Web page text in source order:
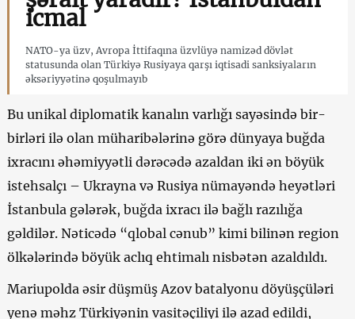
icmal
NATO-ya üzv, Avropa İttifaqına üzvlüyə namizəd dövlət
statusunda olan Türkiyə Rusiyaya qarşı iqtisadi sanksiyaların
əksəriyyətinə qoşulmayıb
Bu unikal diplomatik kanalın varlığı sayəsində bir-
birləri ilə olan müharibələrinə görə dünyaya buğda
ixracını əhəmiyyətli dərəcədə azaldan iki ən böyük
istehsalçı – Ukrayna və Rusiya nümayəndə heyətləri
İstanbula gələrək, buğda ixracı ilə bağlı razılığa
gəldilər. Nəticədə “qlobal cənub” kimi bilinən region
ölkələrində böyük aclıq ehtimalı nisbətən azaldıldı.
Mariupolda əsir düşmüş Azov batalyonu döyüşçüləri
yenə məhz Türkiyənin vasitəçiliyi ilə azad edildi,